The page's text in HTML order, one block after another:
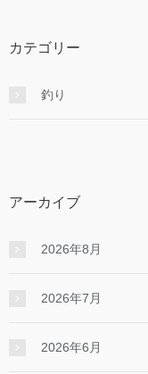
カテゴリー
釣り
アーカイブ
2026年8月
2026年7月
2026年6月